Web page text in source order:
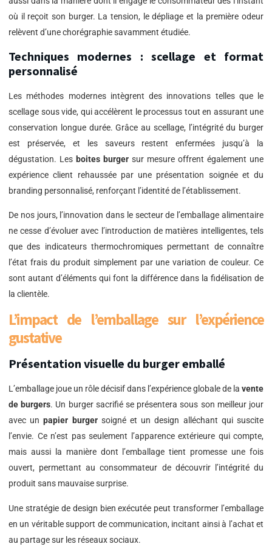
où il reçoit son burger. La tension, le dépliage et la première odeur
relèvent d’une chorégraphie savamment étudiée.
Techniques modernes : scellage et format
personnalisé
Les méthodes modernes intègrent des innovations telles que le
scellage sous vide, qui accélèrent le processus tout en assurant une
conservation longue durée. Grâce au scellage, l’intégrité du burger
est préservée, et les saveurs restent enfermées jusqu’à la
dégustation. Les boites burger sur mesure offrent également une
expérience client rehaussée par une présentation soignée et du
branding personnalisé, renforçant l’identité de l’établissement.
De nos jours, l’innovation dans le secteur de l’emballage alimentaire
ne cesse d’évoluer avec l’introduction de matières intelligentes, tels
que des indicateurs thermochromiques permettant de connaître
l’état frais du produit simplement par une variation de couleur. Ce
sont autant d’éléments qui font la différence dans la fidélisation de
la clientèle.
L’impact de l’emballage sur l’expérience
gustative
Présentation visuelle du burger emballé
L’emballage joue un rôle décisif dans l’expérience globale de la vente
de burgers. Un burger sacrifié se présentera sous son meilleur jour
avec unpapier burgersoigné et un design alléchant qui suscite
l’envie. Ce n’est pas seulement l’apparence extérieure qui compte,
mais aussi la manière dont l’emballage tient promesse une fois
ouvert, permettant au consommateur de découvrir l’intégrité du
produit sans mauvaise surprise.
Une stratégie de design bien exécutée peut transformer l’emballage
en un véritable support de communication, incitant ainsi à l’achat et
au partage sur les réseaux sociaux.